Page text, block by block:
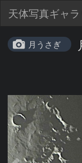
天体写真ギャ
月うさぎ